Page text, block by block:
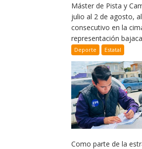
Máster de Pista y
julio al 2 de agosto,
consecutivo en la
representación
Deporte Estatal
Como parte de la